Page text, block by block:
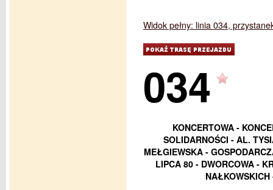
Widok pełny: linia 034,
034
KONCERTOWA -
SOLIDARNOŚCI - AL.
MEŁGIEWSKA -
LIPCA 80 - DWORCOWA -